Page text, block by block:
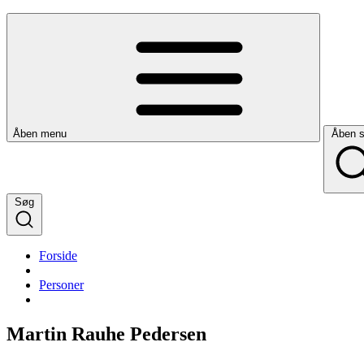
Åben menu Åben
Søg
Forside
Personer
Martin Rauhe Pedersen